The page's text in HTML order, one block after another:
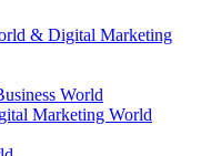
& Digital Marketing
World
Marketing World